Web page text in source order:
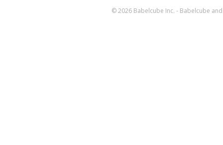
© 2026 Babelcube Inc. - Babelcube